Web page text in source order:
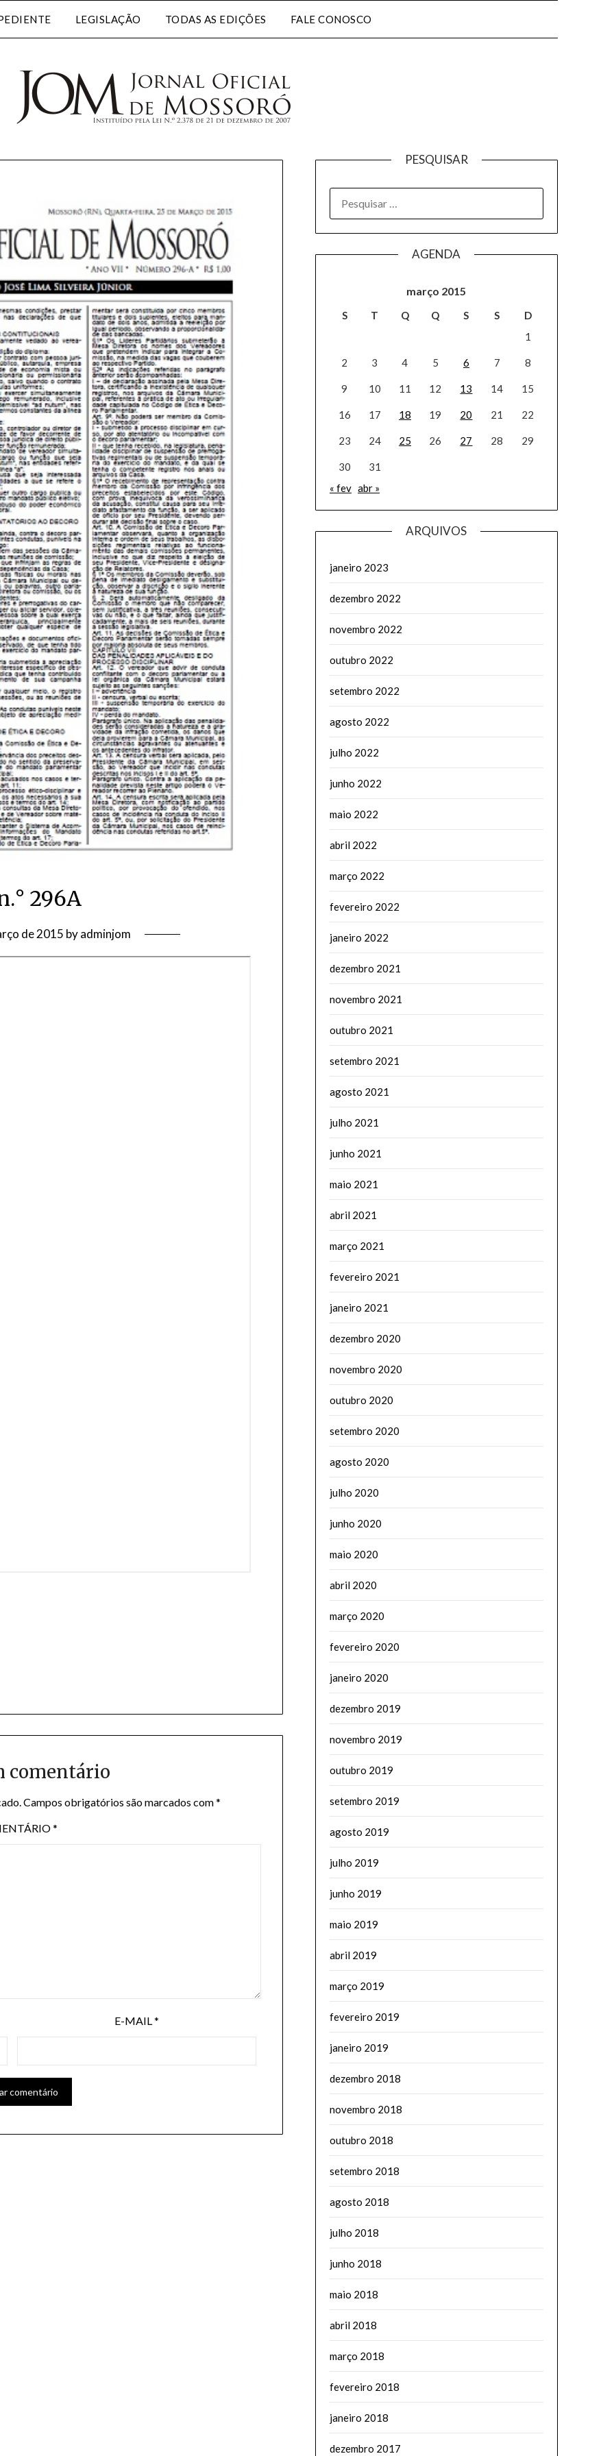
LEGISLAÇÃO TODAS AS EDIÇÕES FALE CONOSCO
296A
de 2015 byadminjom
comentário
Campos obrigatórios são marcados com*
*
E-MAIL*
PESQUISAR
AGENDA
março 2015
S T Q Q S S
D
1
2 3 4 5 6 7 8
9 10 11 12 13 14 15
16 17 18 19 20 21 22
23 24 25 26 27 28 29
30
31
« fev abr »
ARQUIVOS
janeiro 2023
dezembro 2022
novembro 2022
outubro 2022
setembro 2022
agosto 2022
julho 2022
junho 2022
maio 2022
abril 2022
março 2022
fevereiro 2022
janeiro 2022
dezembro 2021
novembro 2021
outubro 2021
setembro 2021
agosto 2021
julho 2021
junho 2021
maio 2021
abril 2021
março 2021
fevereiro 2021
janeiro 2021
dezembro 2020
novembro 2020
outubro 2020
setembro 2020
agosto 2020
julho 2020
junho 2020
maio 2020
abril 2020
março 2020
fevereiro 2020
janeiro 2020
dezembro 2019
novembro 2019
outubro 2019
setembro 2019
agosto 2019
julho 2019
junho 2019
maio 2019
abril 2019
março 2019
fevereiro 2019
janeiro 2019
dezembro 2018
novembro 2018
outubro 2018
setembro 2018
agosto 2018
julho 2018
junho 2018
maio 2018
abril 2018
março 2018
fevereiro 2018
janeiro 2018
dezembro 2017